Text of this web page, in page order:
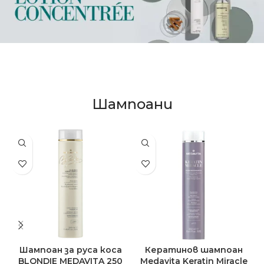
Шампоани
Шампоан за руса коса
BLONDIE MEDAVITA 250
Кератинов шампоан
Medavita Keratin Miracle